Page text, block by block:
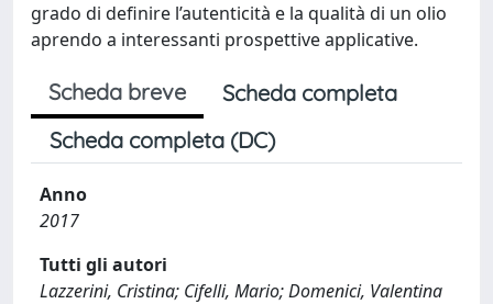
grado di definire l’autenticità e la qualità di un olio
aprendo a interessanti prospettive applicative.
Scheda breve
Scheda completa
Scheda completa (DC)
Anno
2017
Tutti gli autori
Lazzerini, Cristina; Cifelli, Mario; Domenici, Valentina